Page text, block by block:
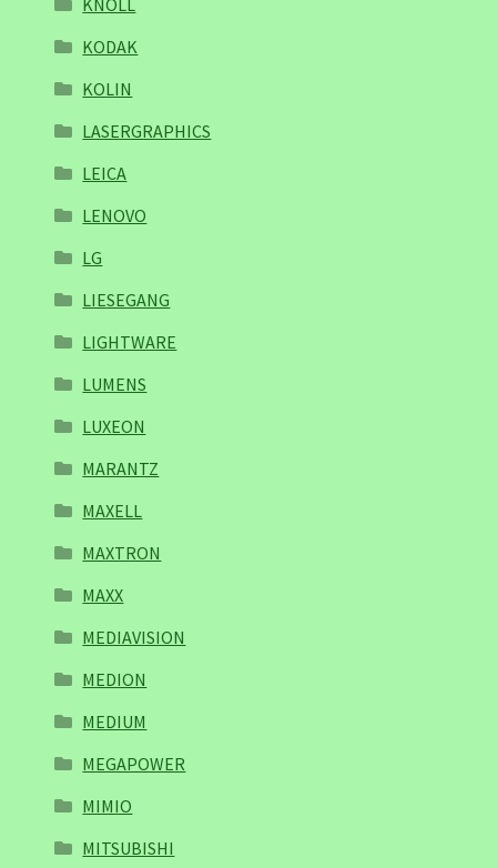
KNOLL
KODAK
KOLIN
LASERGRAPHICS
LEICA
LENOVO
LG
LIESEGANG
LIGHTWARE
LUMENS
LUXEON
MARANTZ
MAXELL
MAXTRON
MAXX
MEDIAVISION
MEDION
MEDIUM
MEGAPOWER
MIMIO
MITSUBISHI